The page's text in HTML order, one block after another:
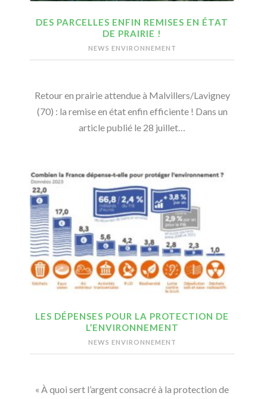
DES PARCELLES ENFIN REMISES EN ÉTAT
DE PRAIRIE !
NEWS ENVIRONNEMENT
Retour en prairie attendue à Malvillers/Lavigney
(70) : la remise en état enfin efficiente ! Dans un
article publié le 28 juillet…
LES DÉPENSES POUR LA PROTECTION DE
L’ENVIRONNEMENT
NEWS ENVIRONNEMENT
« À quoi sert l’argent consacré à la protection de